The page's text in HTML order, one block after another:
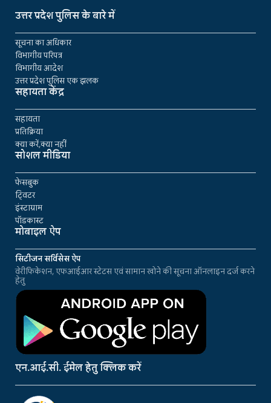
उत्तर प्रदेश पुलिस के बारे में
सूचना का अधिकार
विभागीय परिपत्र
विभागीय आदेश
उत्तर प्रदेश पुलिस एक झलक
सहायता केंद्र
सहायता
प्रतिक्रिया
क्या करें,क्या नहीं
सोशल मीडिया
फेसबुक
ट्विटर
इंस्टाग्राम
पॉडकास्ट
मोबाइल ऐप
सिटीजन सर्विसेस ऐप
वेरीफिकेशन, एफआईआर स्टेटस एवं सामान खोने की सूचना ऑनलाइन दर्ज करने
हेतु
एन.आई.सी. ईमेल हेतु क्लिक करें